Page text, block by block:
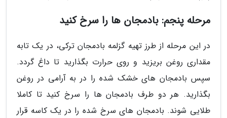
مرحله پنجم: بادمجان ها را سرخ کنید
در این مرحله از طرز تهیه گزلمه بادمجان ترکی، در یک تابه
مقداری روغن بریزید و روی حرارت بگذارید تا داغ گردد.
سپس بادمجان های خشک شده را در به آرامی در روغن
بگذارید. هر دو طرف بادمجان ها را سرخ کنید تا کاملا
طلایی شوند. بادمجان های سرخ شده را در یک کاسه قرار